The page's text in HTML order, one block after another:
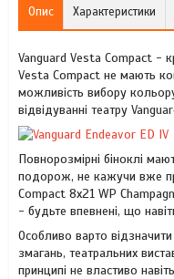
Опис Характеристики
Vanguard Vesta Compact -
Vesta Compact не мають
можливість вибору
відвідуванні театру
Повнорозмірні біноклі
подорож, не кажучи вже
Compact 8x21 WP
- будьте впевнені, що
Особливо варто
змагань, театральних
принципі не властиво